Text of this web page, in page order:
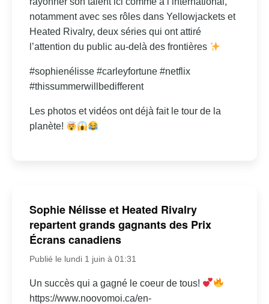
notamment avec ses rôles dans Yellowjackets et
Heated Rivalry, deux séries qui ont attiré
l’attention du public au-delà des frontières
#sophienélisse #carleyfortune #netflix
#thissummerwillbedifferent
Les photos et vidéos ont déjà fait le tour de la
planète!
Sophie Nélisse et Heated Rivalry
repartent grands gagnants des Prix
Écrans canadiens
Publié le lundi 1 juin à 01:31
Un succès qui a gagné le coeur de tous!
https://www.noovomoi.ca/en-